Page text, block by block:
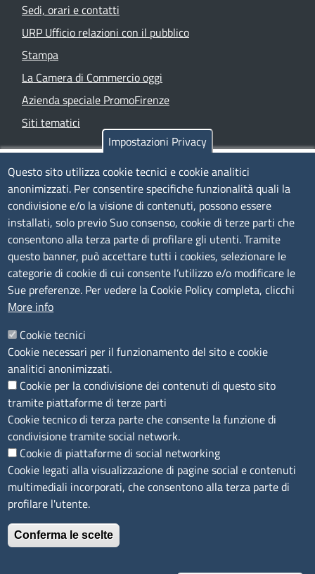
Sedi, orari e contatti
URP Ufficio relazioni con il pubblico
Stampa
La Camera di Commercio oggi
Azienda speciale PromoFirenze
Siti tematici
TRASPARENZA
Albo Online
Amministrazione trasparente
Bandi e concorsi
Segnalazioni Whistleblowing
Accessibilità
IBAN e pagamenti informatici
Informative privacy e cookie
Verifiche PA
Attuazione misure PNRR
Modulistica
SEGUICI SU
Impostazioni Privacy
Questo sito utilizza cookie tecnici e cookie analitici
anonimizzati. Per consentire specifiche funzionalità quali la
condivisione e/o la visione di contenuti, possono essere
installati, solo previo Suo consenso, cookie di terze parti che
consentono alla terza parte di profilare gli utenti. Tramite
questo banner, può accettare tutti i cookies, selezionare le
categorie di cookie di cui consente l’utilizzo e/o modificare le
Sue preferenze. Per vedere la Cookie Policy completa, clicchi
More info
Cookie tecnici
Cookie necessari per il funzionamento del sito e cookie
analitici anonimizzati.
Cookie per la condivisione dei contenuti di questo sito
tramite piattaforme di terze parti
Cookie tecnico di terza parte che consente la funzione di
condivisione tramite social network.
Cookie di piattaforme di social networking
Cookie legati alla visualizzazione di pagine social e contenuti
multimediali incorporati, che consentono alla terza parte di
profilare l'utente.
Conferma le scelte